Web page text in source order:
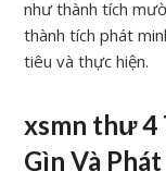
như thành tích
thành tích phát
tiêu và thực hiện.
xsmn thư 4
Gìn Và